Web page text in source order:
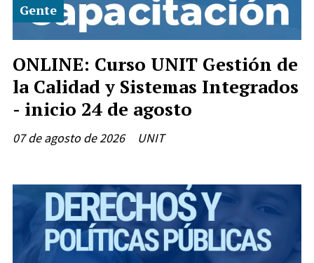
ONLINE: Curso UNIT Gestión de
la Calidad y Sistemas Integrados
- inicio 24 de agosto
UNIT
Gente
07 de agosto de 2026